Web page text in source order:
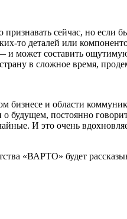
сейчас, но если
то деталей или
и может составить
в сложное время,
бизнесе и области
будущем, постоянно
И это очень
«ВАРТО» будет